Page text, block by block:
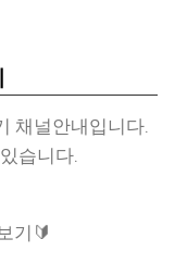
채널안내입니다.
습니다.
기🔰